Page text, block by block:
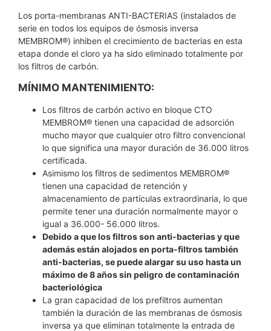
Los porta-membranas ANTI-BACTERIAS (instalados de
serie en todos los equipos de ósmosis inversa
MEMBROM®) inhiben el crecimiento de bacterias en esta
etapa donde el cloro ya ha sido eliminado totalmente por
los filtros de carbón.
MÍNIMO MANTENIMIENTO:
Los filtros de carbón activo en bloque CTO
MEMBROM® tienen una capacidad de adsorción
mucho mayor que cualquier otro filtro convencional
lo que significa una mayor duración de 36.000 litros
certificada.
Asimismo los filtros de sedimentos MEMBROM®
tienen una capacidad de retención y
almacenamiento de partículas extraordinaria, lo que
permite tener una duración normalmente mayor o
igual a 36.000- 56.000 litros.
Debido a que los filtros son anti-bacterias y que
además están alojados en porta-filtros también
anti-bacterias, se puede alargar su uso hasta un
máximo de 8 años sin peligro de contaminación
bacteriológica
La gran capacidad de los prefiltros aumentan
también la duración de las membranas de ósmosis
inversa ya que eliminan totalmente la entrada de